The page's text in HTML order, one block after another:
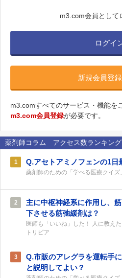
m3.com会員として
ログイ
新規会員登
m3.comすべてのサービス・機能を
m3.com会員登録が必要です。
薬剤師コラム アクセス数ランキング
1 Q.アセトアミノフェンの1日
薬剤師のための「学べる医療クイズ」
2
主に中枢神経系に作用し、
下させる筋弛緩剤は？
医師も「いいね」した！ 人に教え
トリビア
3
Q.市販のアレグラを運転手
と説明してよい？